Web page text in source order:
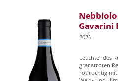
Gavarini
2025
Leuchtendes
granatroten
rotfruchtig mit